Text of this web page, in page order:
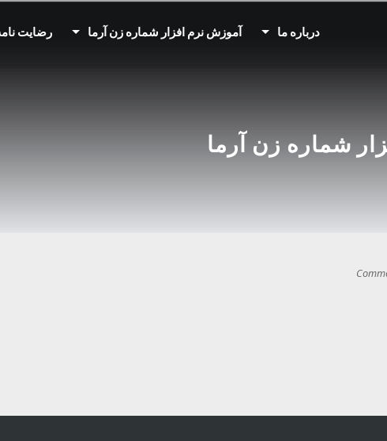
درباره ما آموزش نرم افزار شماره زن آرما رضایت
شماره زن آرما